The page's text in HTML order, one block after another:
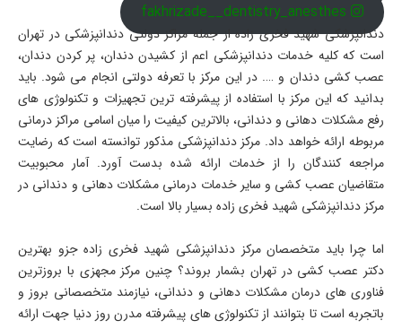
fakhrizade__dentistry_anesthes
دندانپزشکی شهید فخری زاده از جمله مراکز دولتی دندانپزشکی در تهران
است که کلیه خدمات دندانپزشکی اعم از کشیدن دندان، پر کردن دندان،
عصب کشی دندان و …. در این مرکز با تعرفه دولتی انجام می شود. باید
بدانید که این مرکز با استفاده از پیشرفته ترین تجهیزات و تکنولوژی های
رفع مشکلات دهانی و دندانی، بالاترین کیفیت را میان اسامی مراکز درمانی
مربوطه ارائه خواهد داد. مرکز دندانپزشکی مذکور توانسته است که رضایت
مراجعه کنندگان را از خدمات ارائه شده بدست آورد. آمار محبوبیت
متقاضیان عصب کشی و سایر خدمات درمانی مشکلات دهانی و دندانی در
مرکز دندانپزشکی شهید فخری زاده بسیار بالا است.
اما چرا باید متخصصان مرکز دندانپزشکی شهید فخری زاده جزو بهترین
دکتر عصب کشی در تهران بشمار بروند؟ چنین مرکز مجهزی با بروزترین
فناوری های درمان مشکلات دهانی و دندانی، نیازمند متخصصانی بروز و
باتجربه است تا بتوانند از تکنولوژی های پیشرفته مدرن روز دنیا جهت ارائه